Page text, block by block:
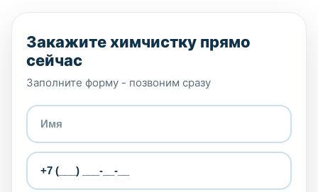
Закажите химчистку прямо
сейчас
Заполните форму - позвоним сразу